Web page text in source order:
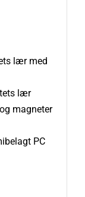
lær med
lær
magneter
PC